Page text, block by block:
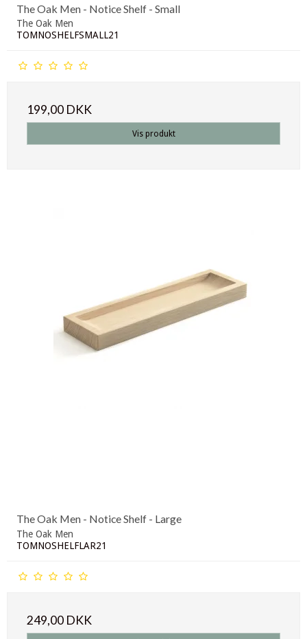
The Oak Men - Notice Shelf - Small
The Oak Men
TOMNOSHELFSMALL21
199,00 DKK
Vis produkt
The Oak Men - Notice Shelf - Large
The Oak Men
TOMNOSHELFLAR21
249,00 DKK